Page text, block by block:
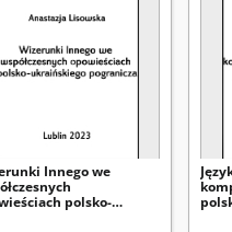
Innego we
polsko-